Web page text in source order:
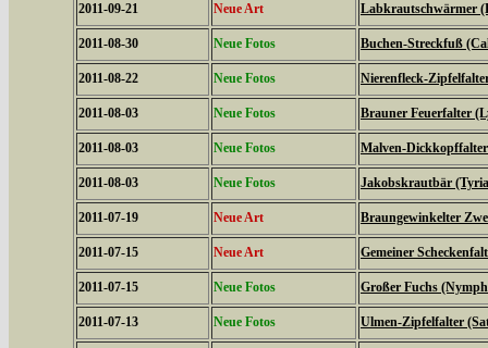
2011-09-21 Neue Art Labkrautschwärmer
2011-08-30 Neue Fotos Buchen-Streckfuß
2011-08-22 Neue Fotos Nierenfleck-
2011-08-03 Neue Fotos Brauner Feuerfalter
2011-08-03 Neue Fotos Malven-
2011-08-03 Neue Fotos Jakobskrautbär (Tyria
2011-07-19 Neue Art Braungewinkelter
2011-07-15 Neue Art Gemeiner
2011-07-15 Neue Fotos Großer Fuchs
2011-07-13 Neue Fotos Ulmen-Zipfelfalter